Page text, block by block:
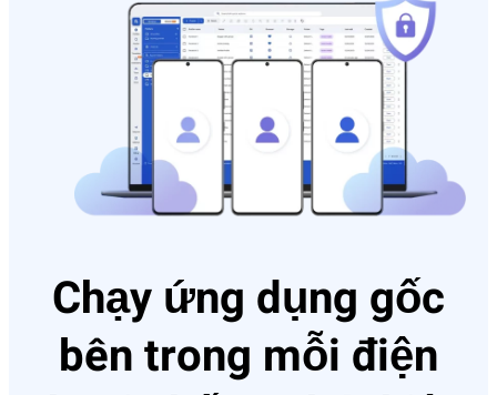
Chạy ứng dụng gốc
bên trong mỗi điện